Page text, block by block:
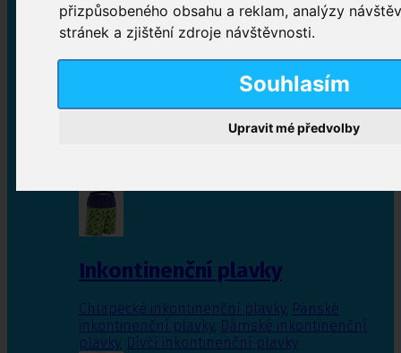
přizpůsobeného obsahu a reklam, analýzy
stránek a zjištění zdroje návštěvnosti.
Souhlasím
Upravit mé předvolby
Plenkové kalhotky navlékací,Plenkové kalhotky
zalepovací,Inkontinenční kalhotky dámské
Inkontinenční vložky
Inkontinenční plavky
Chlapecké inkontinenční plavky, Pánské
inkontinenční plavky, Dámské inkontinenční
plavky, Dívčí inkontinenční plavky